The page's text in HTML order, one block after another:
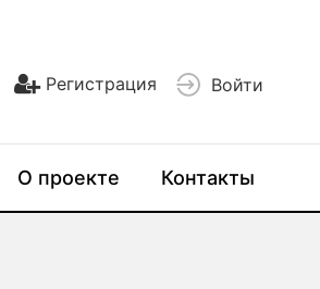
Регистрация Войти
О проекте Контакты